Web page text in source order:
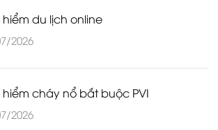
hiểm du lịch online
2026
hiểm cháy nổ bắt buộc PVI
2026